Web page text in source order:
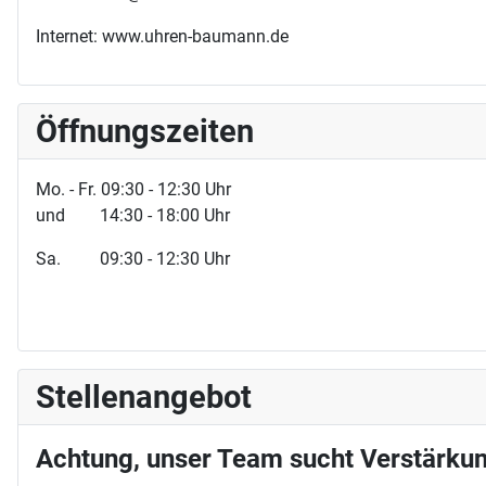
Internet: www.uhren-baumann.de
Öffnungszeiten
Mo. - Fr. 09:30 - 12:30 Uhr
und 14:30 - 18:00 Uhr
Sa. 09:30 - 12:30 Uhr
Stellenangebot
Achtung, unser Team sucht